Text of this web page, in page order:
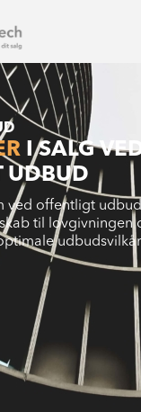
I SALG
UDBUD
ved offentligt
til lovgivningen